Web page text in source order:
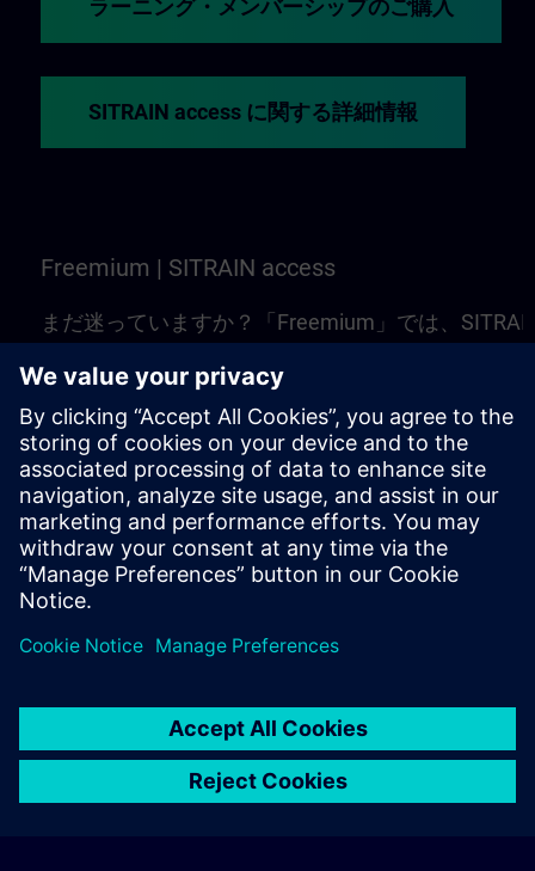
explore
ラーニング・メンバーシップのご購入
SITRAIN access に関する詳細情報
Freemium | SITRAIN access
まだ迷っていますか？「Freemium」では、
コースを体験いただけます。 無料でご利用いただ
め、「Learning Membership」への登録は不要です
Freemium | SITRAIN access をお試しくださ